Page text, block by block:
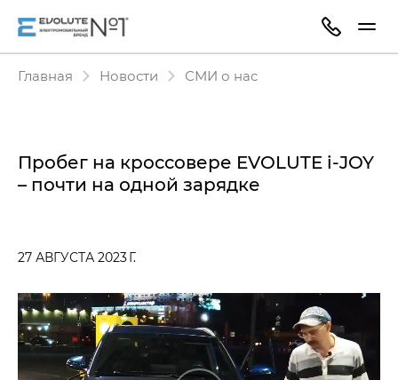
Главная Новости СМИ о нас
Пробег на кроссовере EVOLUTE i‑JOY
– почти на одной зарядке
27 АВГУСТА 2023 Г.